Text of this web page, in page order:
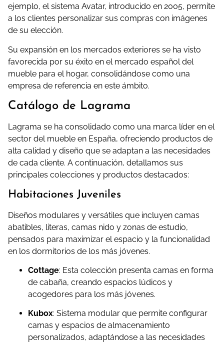
ejemplo, el sistema Avatar, introducido en 2005, permite
a los clientes personalizar sus compras con imágenes
de su elección.
Su expansión en los mercados exteriores se ha visto
favorecida por su éxito en el mercado español del
mueble para el hogar, consolidándose como una
empresa de referencia en este ámbito.
Catálogo de Lagrama
Lagrama se ha consolidado como una marca líder en el
sector del mueble en España, ofreciendo productos de
alta calidad y diseño que se adaptan a las necesidades
de cada cliente. A continuación, detallamos sus
principales colecciones y productos destacados:
Habitaciones Juveniles
Diseños modulares y versátiles que incluyen camas
abatibles, literas, camas nido y zonas de estudio,
pensados para maximizar el espacio y la funcionalidad
en los dormitorios de los más jóvenes.
Cottage: Esta colección presenta camas en forma
de cabaña, creando espacios lúdicos y
acogedores para los más jóvenes.
Kubox: Sistema modular que permite configurar
camas y espacios de almacenamiento
personalizados, adaptándose a las necesidades